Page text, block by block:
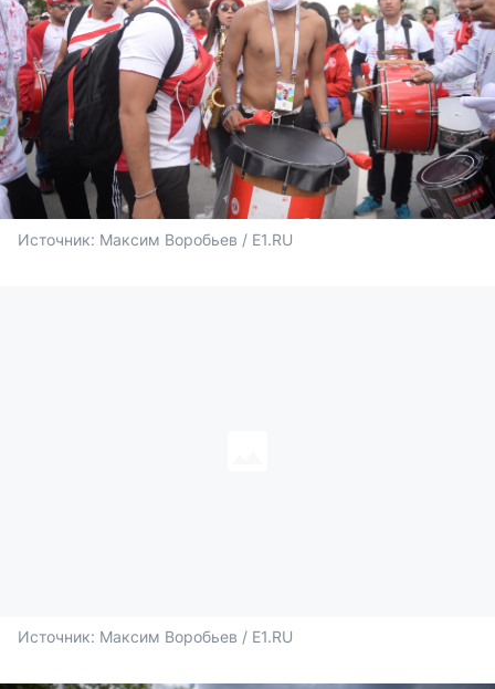
Источник: Максим Воробьев / E1.RU
Источник: Максим Воробьев / E1.RU